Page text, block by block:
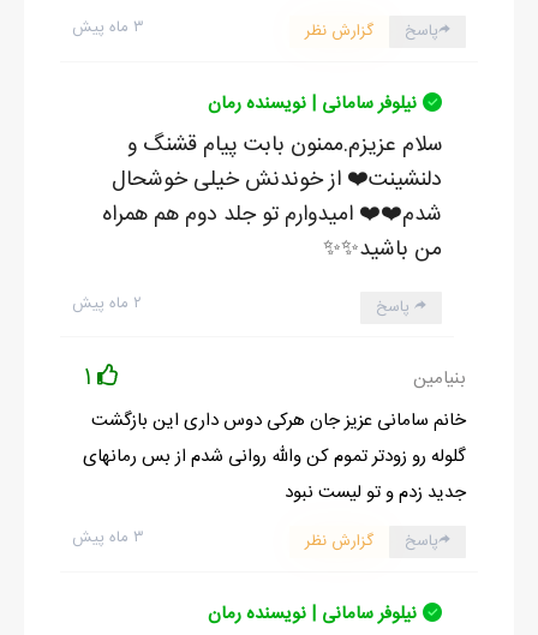
۳ ماه پیش پاسخ گزارش نظر
نیلوفر سامانی | نویسنده رمان
سلام عزیزم.ممنون بابت پیام قشنگ و
دلنشینت❤️ از خوندنش خیلی خوشحال
شدم❤️❤️ امیدوارم تو جلد دوم هم همراه
من باشید✨️✨️
۲ ماه پیش پاسخ
بنیامین 1
خانم سامانی عزیز جان هرکی دوس داری این بازگشت
گلوله رو زودتر تموم کن والله روانی شدم از بس رمانهای
جدید زدم و تو لیست نبود
۳ ماه پیش پاسخ گزارش نظر
نیلوفر سامانی | نویسنده رمان